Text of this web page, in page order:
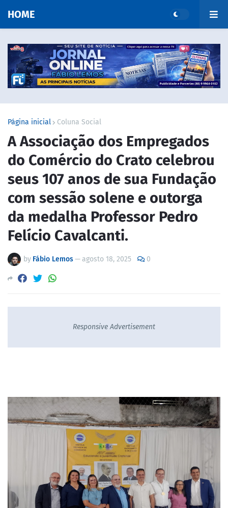
HOME
Página inicial Coluna Social
A Associação dos Empregados
do Comércio do Crato celebrou
seus 107 anos de sua Fundação
com sessão solene e outorga
da medalha Professor Pedro
Felício Cavalcanti.
by Fábio Lemos—agosto 18, 2025 0
Responsive Advertisement